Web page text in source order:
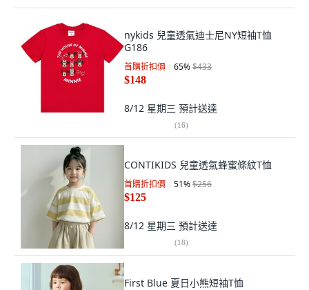
nykids 兒童透氣迪士尼NY短袖T恤
G186
首購折扣價 65%$433
$148
8/12 星期三 預計送達
(16)
CONTIKIDS 兒童透氣蜂蜜條紋T恤
首購折扣價 51%$256
$125
8/12 星期三 預計送達
(18)
First Blue 夏日小熊短袖T恤